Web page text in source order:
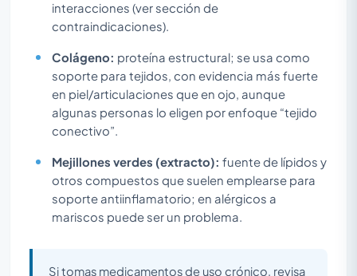
interacciones (ver sección de
contraindicaciones).
Colágeno: proteína estructural; se usa como
soporte para tejidos, con evidencia más fuerte
en piel/articulaciones que en ojo, aunque
algunas personas lo eligen por enfoque “tejido
conectivo”.
Mejillones verdes (extracto): fuente de lípidos y
otros compuestos que suelen emplearse para
soporte antiinflamatorio; en alérgicos a
mariscos puede ser un problema.
Si tomas medicamentos de uso crónico, revisa